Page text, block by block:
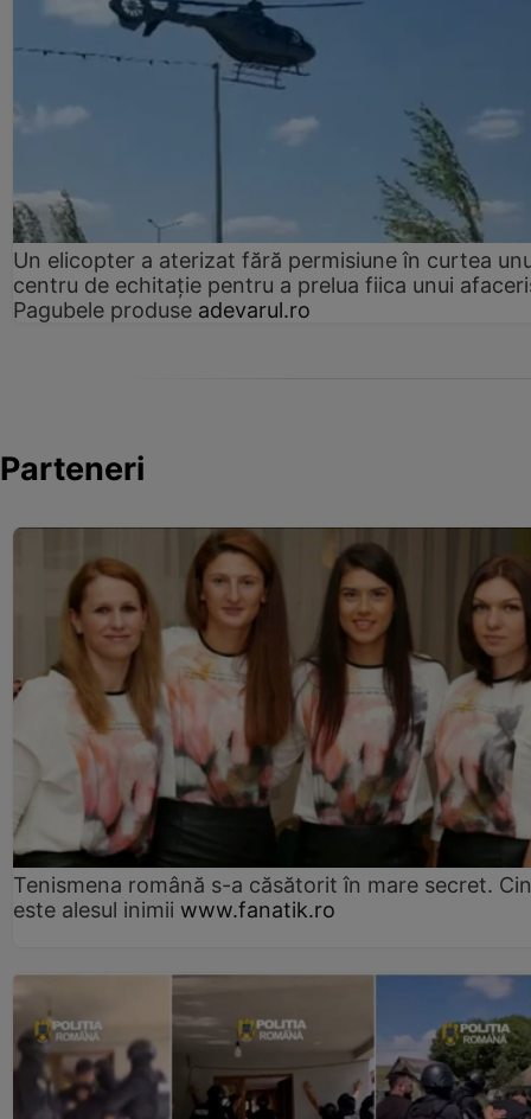
Un elicopter a aterizat fără permisiune în curtea
centru de echitație pentru a prelua fiica unui
Pagubele produse adevarul.ro
Parteneri
Tenismena română s-a căsătorit în mare secret.
este alesul inimii www.fanatik.ro